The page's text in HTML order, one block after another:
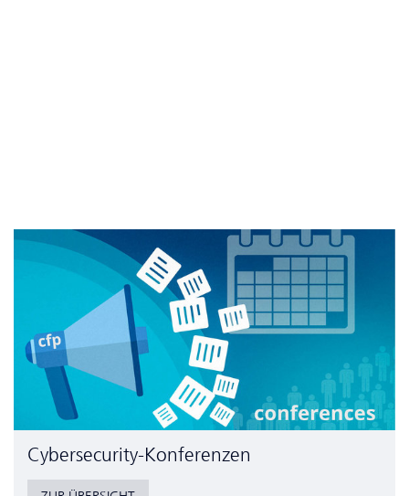
Cyber­security-Konferenzen